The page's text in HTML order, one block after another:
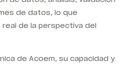
de datos, lo que
de la perspectiva del
de Acoem, su capacidad y